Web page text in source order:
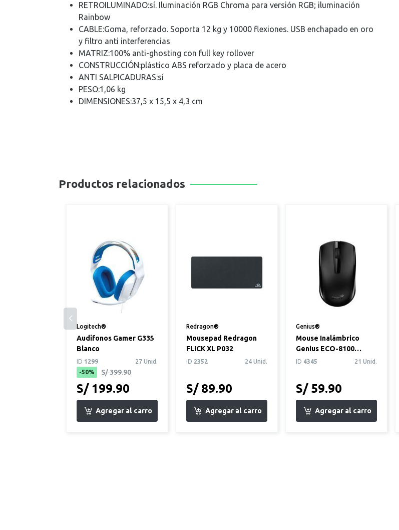
RETROILUMINADO:sí. Iluminación RGB Chroma para versión RGB; iluminación
Rainbow
CABLE:Goma, reforzado. Soporta 12 kg y 10000 flexiones. USB enchapado en oro
y filtro anti interferencias
MATRIZ:100% anti-ghosting con full key rollover
CONSTRUCCIÓN:plástico ABS reforzado y placa de acero
ANTI SALPICADURAS:sí
PESO:1,06 kg
DIMENSIONES:37,5 x 15,5 x 4,3 cm
Productos relacionados
Logitech®
Audífonos Gamer G335
Blanco
ID 1299
27 Unid.
-50%
S/ 399.90
S/ 199.90
Redragon®
Mousepad Redragon
FLICK XL P032
ID 2352 24 Unid.
S/ 89.90
Genius®
Mouse Inalámbrico
Genius ECO-8100
Recargable Negro
ID 4345 21 Unid.
S/ 59.90